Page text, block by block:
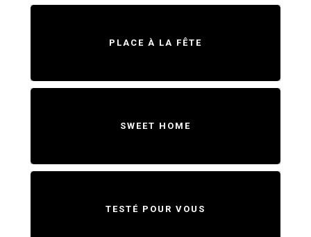
PLACE À LA FÊTE
SWEET HOME
TESTÉ POUR VOUS